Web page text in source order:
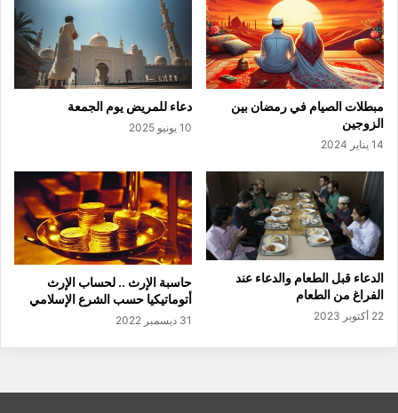
مبطلات الصيام في رمضان بين
الزوجين
14 يناير 2024
دعاء للمريض يوم الجمعة
10 يونيو 2025
الدعاء قبل الطعام والدعاء عند
الفراغ من الطعام
22 أكتوبر 2023
حاسبة الإرث .. لحساب الإرث
أتوماتيكيا حسب الشرع الإسلامي
31 ديسمبر 2022